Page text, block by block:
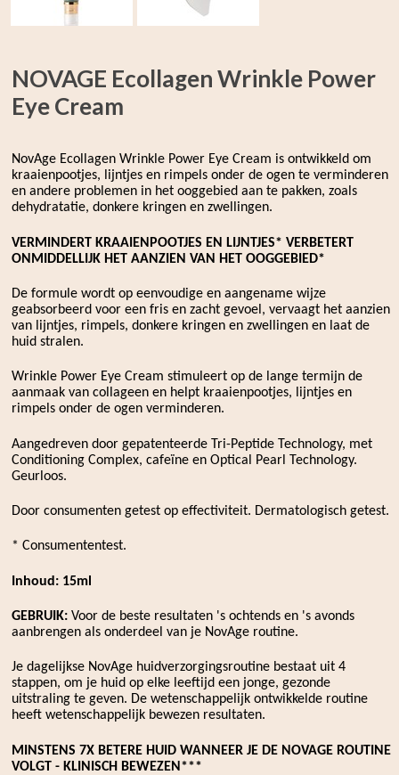
NOVAGE Ecollagen Wrinkle Power
Eye Cream
NovAge Ecollagen Wrinkle Power Eye Cream is ontwikkeld om
kraaienpootjes, lijntjes en rimpels onder de ogen te verminderen
en andere problemen in het ooggebied aan te pakken, zoals
dehydratatie, donkere kringen en zwellingen.
VERMINDERT KRAAIENPOOTJES EN LIJNTJES* VERBETERT
ONMIDDELLIJK HET AANZIEN VAN HET OOGGEBIED*
De formule wordt op eenvoudige en aangename wijze
geabsorbeerd voor een fris en zacht gevoel, vervaagt het aanzien
van lijntjes, rimpels, donkere kringen en zwellingen en laat de
huid stralen.
Wrinkle Power Eye Cream stimuleert op de lange termijn de
aanmaak van collageen en helpt kraaienpootjes, lijntjes en
rimpels onder de ogen verminderen.
Aangedreven door gepatenteerde Tri-Peptide Technology, met
Conditioning Complex, cafeïne en Optical Pearl Technology.
Geurloos.
Door consumenten getest op effectiviteit. Dermatologisch getest.
* Consumententest.
Inhoud: 15ml
GEBRUIK:Voor de beste resultaten 's ochtends en 's avonds
aanbrengen als onderdeel van je NovAge routine.
Je dagelijkse NovAge huidverzorgingsroutine bestaat uit 4
stappen, om je huid op elke leeftijd een jonge, gezonde
uitstraling te geven. De wetenschappelijk ontwikkelde routine
heeft wetenschappelijk bewezen resultaten.
MINSTENS 7X BETERE HUID WANNEER JE DE NOVAGE ROUTINE
VOLGT - KLINISCH BEWEZEN***